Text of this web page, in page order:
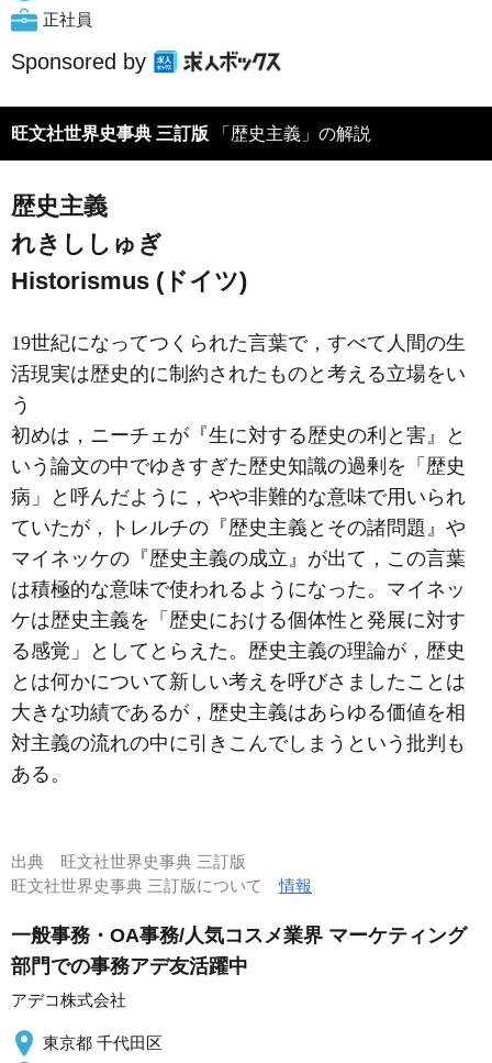
正社員
Sponsored by
旺文社世界史事典 三訂版 「歴史主義」の解説
歴史主義
れきししゅぎ
Historismus (ドイツ)
19世紀になってつくられた言葉で，すべて人間の生
活現実は歴史的に制約されたものと考える立場をい
う
初めは，ニーチェが『生に対する歴史の利と害』と
いう論文の中でゆきすぎた歴史知識の過剰を「歴史
病」と呼んだように，やや非難的な意味で用いられ
ていたが，トレルチの『歴史主義とその諸問題』や
マイネッケの『歴史主義の成立』が出て，この言葉
は積極的な意味で使われるようになった。マイネッ
ケは歴史主義を「歴史における個体性と発展に対す
る感覚」としてとらえた。歴史主義の理論が，歴史
とは何かについて新しい考えを呼びさましたことは
大きな功績であるが，歴史主義はあらゆる価値を相
対主義の流れの中に引きこんでしまうという批判も
ある。
出典 旺文社世界史事典 三訂版
旺文社世界史事典 三訂版について情報
一般事務・OA事務/人気コスメ業界 マーケティング
部門での事務アデ友活躍中
アデコ株式会社
東京都 千代田区